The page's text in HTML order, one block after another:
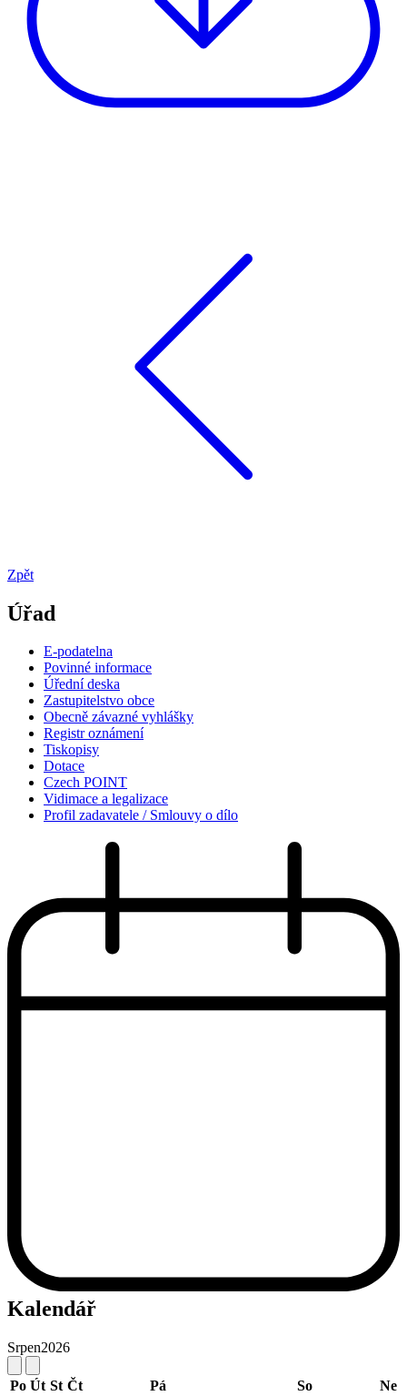
Zpět
Úřad
E-podatelna
Povinné informace
Úřední deska
Zastupitelstvo obce
Obecně závazné vyhlášky
Registr oznámení
Tiskopisy
Dotace
Czech POINT
Vidimace a legalizace
Profil zadavatele / Smlouvy o dílo
Kalendář
Srpen2026
Po Út St Čt Pá So
Ne